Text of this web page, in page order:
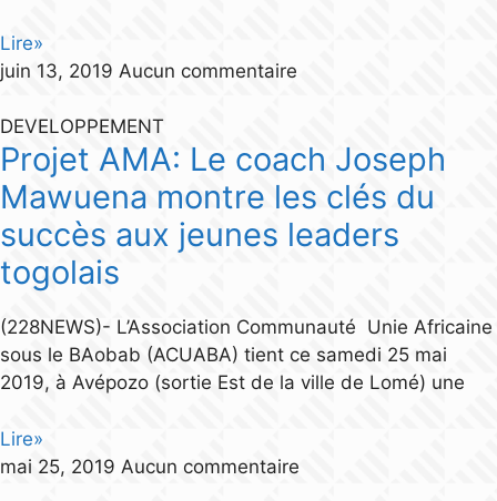
Lire»
juin 13, 2019 Aucun commentaire
DEVELOPPEMENT
Projet AMA: Le coach Joseph
Mawuena montre les clés du
succès aux jeunes leaders
togolais
(228NEWS)- L’Association Communauté Unie Africaine
sous le BAobab (ACUABA) tient ce samedi 25 mai
2019, à Avépozo (sortie Est de la ville de Lomé) une
Lire»
mai 25, 2019 Aucun commentaire